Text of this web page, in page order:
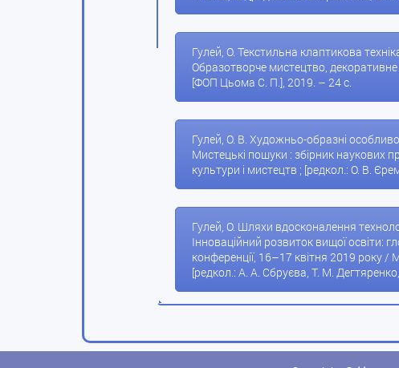
Гулей, О. Текстильна клаптикова
Образотворче мистецтво, декоративне
[ФОП Цьома С. П.], 2019. – 24 с.
Гулей, О. В. Художньо-образні
Мистецькі пошуки : збірник наукових
культури і мистецтв ; [редкол.: О. В.
Гулей, О. Шляхи вдосконалення
Інноваційний розвиток вищої освіти:
конференції, 16–17 квітня 2019 року
[редкол.: А. А. Сбруєва, Т. М.